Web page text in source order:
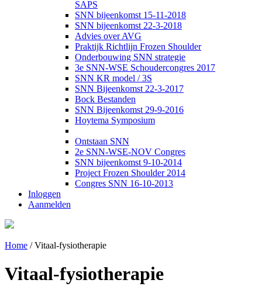
SAPS
SNN bijeenkomst 15-11-2018
SNN bijeenkomst 22-3-2018
Advies over AVG
Praktijk Richtlijn Frozen Shoulder
Onderbouwing SNN strategie
3e SNN-WSE Schoudercongres 2017
SNN KR model / 3S
SNN Bijeenkomst 22-3-2017
Bock Bestanden
SNN Bijeenkomst 29-9-2016
Hoytema Symposium
Ontstaan SNN
2e SNN-WSE-NOV Congres
SNN bijeenkomst 9-10-2014
Project Frozen Shoulder 2014
Congres SNN 16-10-2013
Inloggen
Aanmelden
Home /Vitaal-fysiotherapie
Vitaal-fysiotherapie